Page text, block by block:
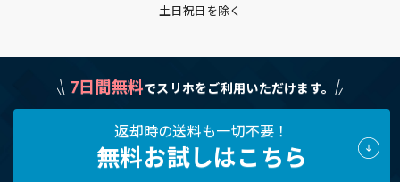
土日祝日を除く
7日間無料でスリホをご利用いただけます。
返却時の送料も一切不要！
無料お試しはこちら